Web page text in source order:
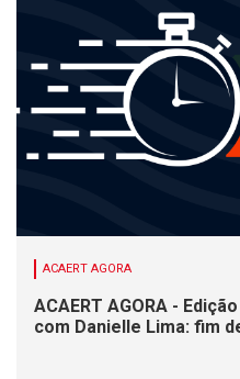
ACAERT AGORA
ACAERT AGORA -
com Danielle Lima: fim